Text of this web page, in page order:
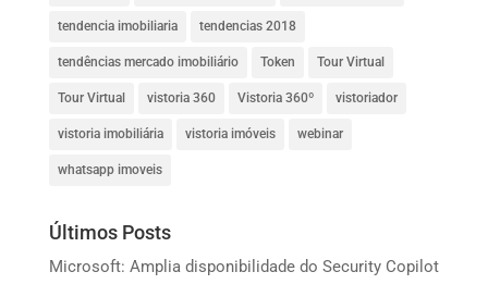
tendencia imobiliaria tendencias 2018
tendências mercado imobiliário Token Tour Virtual
Tour Virtual vistoria 360 Vistoria 360º vistoriador
vistoria imobiliária vistoria imóveis webinar
whatsapp imoveis
Últimos Posts
Microsoft: Amplia disponibilidade do Security Copilot